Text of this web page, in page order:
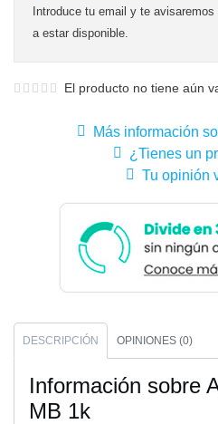
Introduce tu email y te
a estar disponible.
El producto no tiene aún
Más información
¿Tienes un
Tu opinión
DESCRIPCIÓN OPINIONES (0)
Información sobre
MB 1k